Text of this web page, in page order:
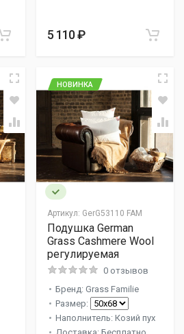
5 110 ₽
Артикул: GerG53110 FAM
НОВИНКА
Подушка German
Grass Cashmere Wool
регулируемая
0 отзывов
Бренд: Grass Familie
Размер:
Наполнитель: Козий пух